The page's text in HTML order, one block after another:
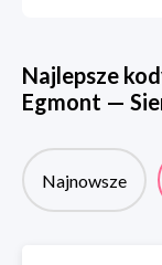
Najlepsze
Egmont —
Najnowsze